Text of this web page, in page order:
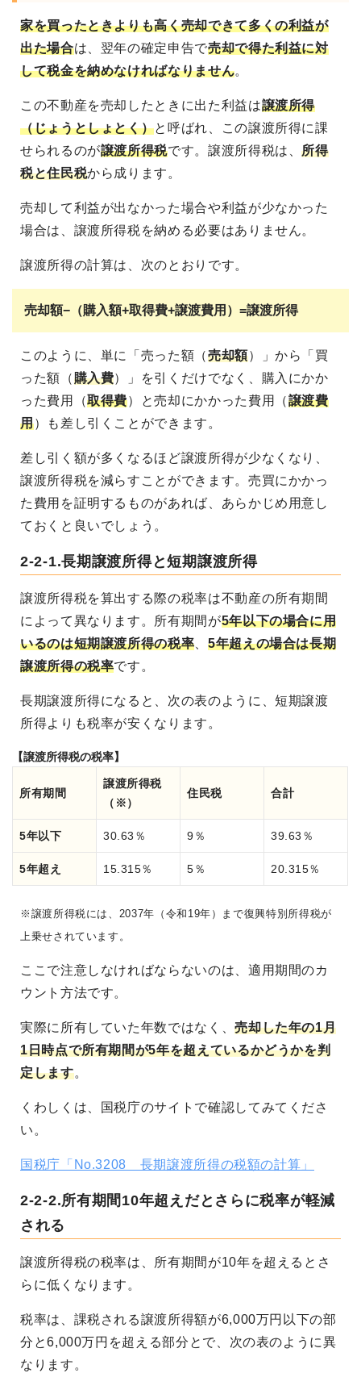
家を買ったときよりも高く売却できて多くの利益が
出た場合は、翌年の確定申告で売却で得た利益に対
して税金を納めなければなりません。
この不動産を売却したときに出た利益は譲渡所得
（じょうとしょとく）と呼ばれ、この譲渡所得に課
せられるのが譲渡所得税です。譲渡所得税は、所得
税と住民税から成ります。
売却して利益が出なかった場合や利益が少なかった
場合は、譲渡所得税を納める必要はありません。
譲渡所得の計算は、次のとおりです。
売却額−（購入額+取得費+譲渡費用）=譲渡所得
このように、単に「売った額（売却額）」から「買
った額（購入費）」を引くだけでなく、購入にかか
った費用（取得費）と売却にかかった費用（譲渡費
用）も差し引くことができます。
差し引く額が多くなるほど譲渡所得が少なくなり、
譲渡所得税を減らすことができます。売買にかかっ
た費用を証明するものがあれば、あらかじめ用意し
ておくと良いでしょう。
2-2-1.長期譲渡所得と短期譲渡所得
譲渡所得税を算出する際の税率は不動産の所有期間
によって異なります。所有期間が5年以下の場合に用
いるのは短期譲渡所得の税率
5年超えの場合は長期
譲渡所得の税率です。
長期譲渡所得になると、次の表のように、短期譲渡
所得よりも税率が安くなります。
【譲渡所得税の税率】
所有期間
譲渡所得税
（※）
住民税 合計
5年以下 30.63％ 9％ 39.63％
5年超え 15.315％ 5％ 20.315％
※譲渡所得税には、2037年（令和19年）まで復興特別所得税が
上乗せされています。
ここで注意しなければならないのは、適用期間のカ
ウント方法です。
実際に所有していた年数ではなく、売却した年の1月
1日時点で所有期間が5年を超えているかどうかを判
定します。
くわしくは、国税庁のサイトで確認してみてくださ
い。
国税庁「No.3208 長期譲渡所得の税額の計算」
2-2-2.所有期間10年超えだとさらに税率が軽減
される
譲渡所得税の税率は、所有期間が10年を超えるとさ
らに低くなります。
税率は、課税される譲渡所得額が6,000万円以下の部
分と6,000万円を超える部分とで、次の表のように異
なります。